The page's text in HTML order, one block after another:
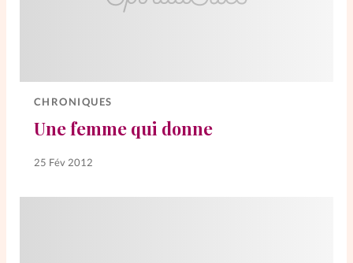
RelationnElles
Si(x) simple de...
SpirituElles
CHRONIQUES
Une femme qui donne
25 Fév 2012